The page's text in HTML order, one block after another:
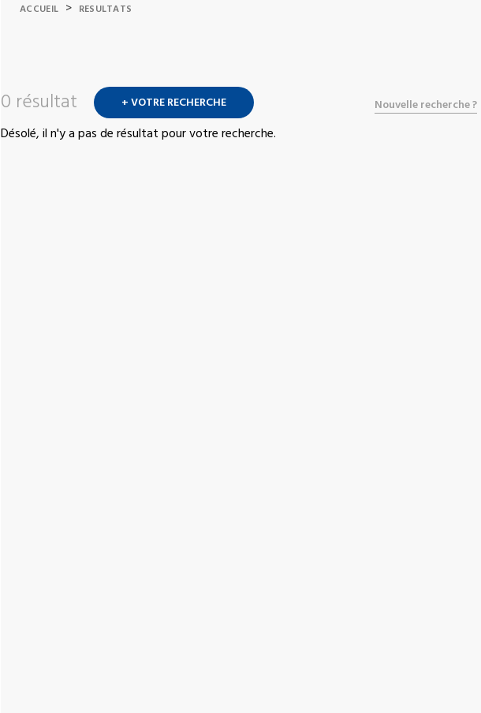
ACCUEIL > RESULTATS
0 résultat + VOTRE RECHERCHE Nouvelle recherche ?
Désolé, il n'y a pas de résultat pour votre recherche.